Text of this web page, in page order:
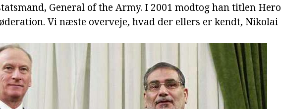
General of the Army. I 2001 modtog han titlen Hero
Vi næste overveje, hvad der ellers er kendt, Nikolai